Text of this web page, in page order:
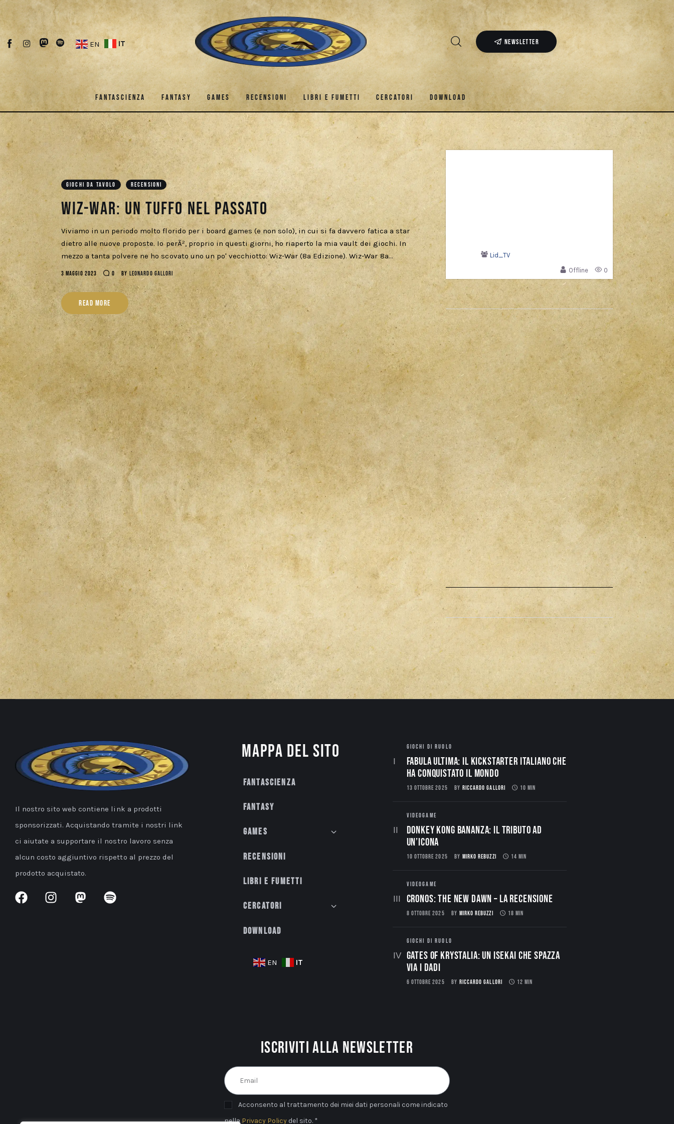
EN IT NEWSLETTER
FANTASCIENZA FANTASY GAMES RECENSIONI LIBRI E FUMETTI CERCATORI DOWNLOAD
FANTASCIENZA FANTASY GAMES RECENSIONI LIBRI E FUMETTI CERCATORI
Fantascienza
Fantasy
Recensioni
Libri e fumetti
Cercatori
Download
GIOCHI DA TAVOLO RECENSIONI
Wiz-War: Un tuffo nel passato
Viviamo in un periodo molto florido per i board games (e non solo), in cui si fa davvero fatica a star
dietro alle nuove proposte. Io perÃ², proprio in questi giorni, ho riaperto la mia vault dei giochi. In
mezzo a tanta polvere ne ho scovato uno un po' vecchiotto: Wiz-War (8a Edizione). Wiz-War 8a…
3 MAGGIO 2023 0 BY LEONARDO GALLORI
READ MORE
Lid_TV
Offline
0
Il nostro sito web contiene link a prodotti
sponsorizzati. Acquistando tramite i nostri link
ci aiutate a supportare il nostro lavoro senza
alcun costo aggiuntivo rispetto al prezzo del
prodotto acquistato.
Mappa del sito
Fantascienza
Fantasy
Games
Recensioni
Libri e fumetti
Cercatori
Download
EN IT
GIOCHI DI RUOLO
Fabula Ultima: il Kickstarter italiano che
ha conquistato il mondo
13 OTTOBRE 2025 BY RICCARDO GALLORI 10 MIN
VIDEOGAME
Donkey Kong Bananza: Il Tributo ad
un’Icona
10 OTTOBRE 2025 BY MIRKO REBUZZI 14 MIN
VIDEOGAME
CRONOS: THE NEW DAWN – La Recensione
8 OTTOBRE 2025 BY MIRKO REBUZZI 18 MIN
GIOCHI DI RUOLO
Gates of Krystalia: Un Isekai che spazza
via i dadi
6 OTTOBRE 2025 BY RICCARDO GALLORI 12 MIN
Iscriviti alla newsletter
Acconsento al trattamento dei miei dati personali come indicato
nella Privacy Policy del sito. *